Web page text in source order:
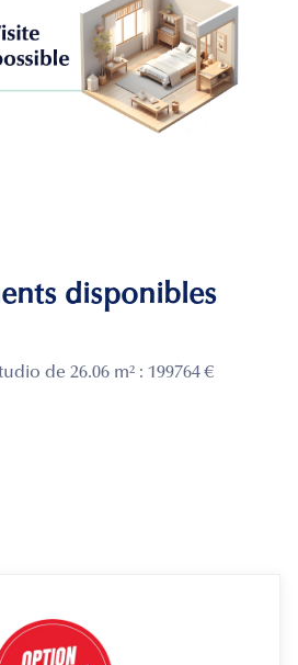
disponibles
de 26.06 m² : 199764 €